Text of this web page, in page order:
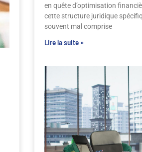
en quête d’optimisation
cette structure juridique
souvent mal comprise
Lire la suite »